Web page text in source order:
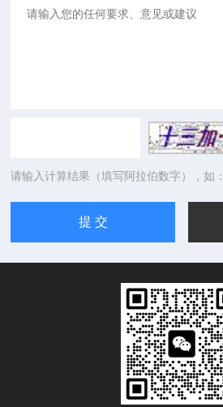
请输入计算结果（填写阿拉伯数字），如